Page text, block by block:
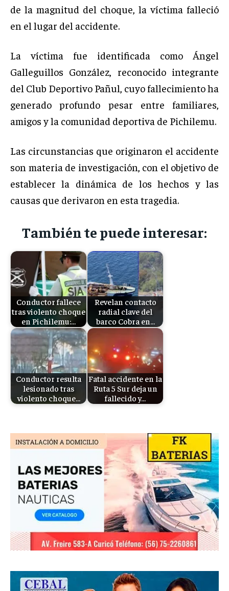
de la magnitud del choque, la víctima falleció
en el lugar del accidente.
La víctima fue identificada como Ángel
Galleguillos González, reconocido integrante
del Club Deportivo Pañul, cuyo fallecimiento ha
generado profundo pesar entre familiares,
amigos y la comunidad deportiva de Pichilemu.
Las circunstancias que originaron el accidente
son materia de investigación, con el objetivo de
establecer la dinámica de los hechos y las
causas que derivaron en esta tragedia.
También te puede interesar:
Conductor fallece
tras violento choque
en Pichilemu:…
Revelan contacto
radial clave del
barco Cobra en…
Conductor resulta
lesionado tras
violento choque…
Fatal accidente en la
Ruta 5 Sur deja un
fallecido y…